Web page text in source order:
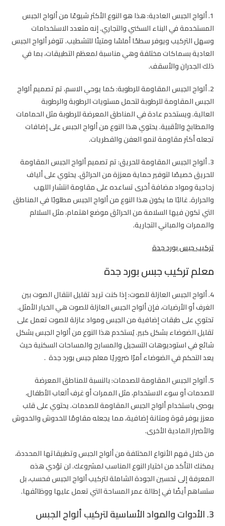
1. ألواح الجبس العادية: هذا هو النوع الأكثر شيوعًا من ألواح الجبس
المستخدمة في البناء السكني والتجاري. إنه متعدد الاستخدامات
وسهل التركيب ويوفر سطحًا أملسًا ومتينًا للتشطيب. تتوفر ألواح الجبس
العادية بسماكات مختلفة وهي مناسبة لمعظم التطبيقات، بما في
ذلك الجدران والأسقف.
2. ألواح الجبس المقاومة للرطوبة: كما يوحي الاسم، تم تصميم ألواح
الجبس المقاومة للرطوبة لتحمل مستويات الرطوبة والرطوبة
العالية. ويستخدم عادة في المناطق المعرضة للرطوبة مثل الحمامات
والمطابخ والأقبية. يحتوي هذا النوع من ألواح الجبس على إضافات
تجعله أكثر مقاومة لنمو العفن والفطريات.
3. ألواح الجبس المقاومة للحريق: تم تصميم ألواح الجبس المقاومة
للحريق خصيصًا لتوفير حماية معززة من الحرائق. يحتوي على ألياف
زجاجية ومواد مضافة أخرى تساعده على مقاومة انتشار اللهب
والحرارة. غالبًا ما يكون هذا النوع من ألواح الجبس مطلوبًا في المناطق
التي تكون فيها السلامة من الحرائق موضع اهتمام، مثل السلالم
والممرات والمباني التجارية.
تركيب جبس بورد جدة
معلم تركيب جبس بورد جدة
4. ألواح الجبس العازلة للصوت: إذا كنت تريد تقليل انتقال الصوت بين
الغرف أو الأرضيات، فإن ألواح الجبس العازلة للصوت هي الخيار الأمثل.
تحتوي على طبقات إضافية من الجبس ومواد عازلة للصوت تعمل على
تقليل الضوضاء بشكل كبير. يُستخدم هذا النوع من ألواح الجبس بشكل
شائع في استوديوهات التسجيل والمسارح والمساحات السكنية حيث
يعد التحكم في الضوضاء أمرًا ضروريًامعلم جبس بورد جدة .
5. ألواح الجبس المقاومة للصدمات: بالنسبة للمناطق المعرضة
للصدمات أو سوء الاستخدام، مثل الممرات أو غرف ألعاب الأطفال،
يوصى باستخدام ألواح الجبس المقاومة للصدمات. يحتوي على قلب
معزز يوفر قوة ومتانة إضافية، مما يجعله مقاومًا للخدوش والخدوش
والأضرار المادية الأخرى.
من خلال فهم الأنواع المختلفة من ألواح الجبس وتطبيقاتها المحددة،
يمكنك التأكد من اختيار النوع المناسب لمشروعك. لن تؤدي هذه
المعرفة إلى تحسين الجودة الشاملة لتركيب ألواح الجبس فحسب، بل
ستساهم أيضًا في إطالة عمر المساحة التي تعمل عليها ووظائفها.
3. الأدوات والمواد الأساسية لتركيب ألواح الجبس